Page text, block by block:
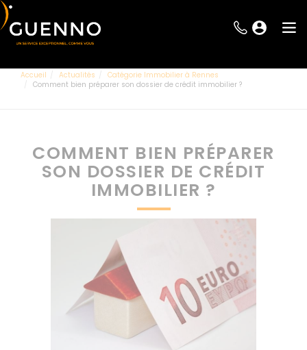
Accueil Actualités
Catégorie Immobilier à Rennes
Comment bien préparer son dossier de crédit immobilier ?
COMMENT BIEN PRÉPARER
SON DOSSIER DE CRÉDIT
IMMOBILIER ?